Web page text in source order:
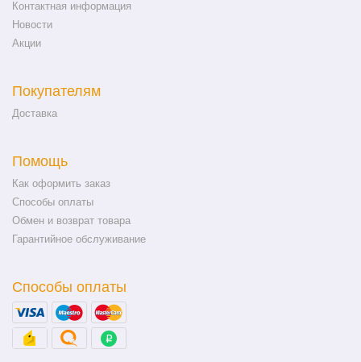
Контактная информация
Новости
Акции
Покупателям
Доставка
Помощь
Как оформить заказ
Способы оплаты
Обмен и возврат товара
Гарантийное обслуживание
Способы оплаты